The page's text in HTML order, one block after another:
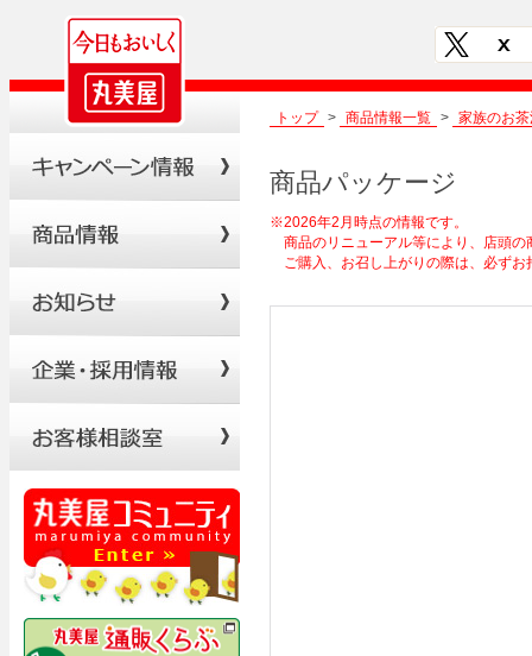
トップ > 商品情報一覧 > 家族のお
商品パッケージ
※2026年2月時点の情報です。
商品のリニューアル等により、店頭の
ご購入、お召し上がりの際は、必ずお